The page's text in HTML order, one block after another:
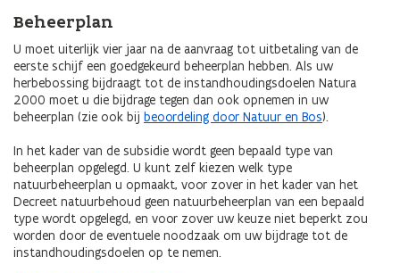
Beheerplan
U moet uiterlijk vier jaar na de aanvraag tot uitbetaling van de
eerste schijf een goedgekeurd beheerplan hebben. Als uw
herbebossing bijdraagt tot de instandhoudingsdoelen Natura
2000 moet u die bijdrage tegen dan ook opnemen in uw
beheerplan (zie ook bij beoordeling door Natuur en Bos).
In het kader van de subsidie wordt geen bepaald type van
beheerplan opgelegd. U kunt zelf kiezen welk type
natuurbeheerplan u opmaakt, voor zover in het kader van het
Decreet natuurbehoud geen natuurbeheerplan van een bepaald
type wordt opgelegd, en voor zover uw keuze niet beperkt zou
worden door de eventuele noodzaak om uw bijdrage tot de
instandhoudingsdoelen op te nemen.